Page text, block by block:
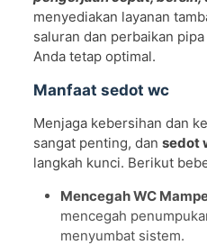
menyediakan layanan
saluran dan perbaikan
Anda tetap optimal.
Manfaat sedot wc
Menjaga kebersihan dan
sangat penting, dan sedot
langkah kunci. Berikut
Mencegah WC
mencegah
menyumbat sistem.